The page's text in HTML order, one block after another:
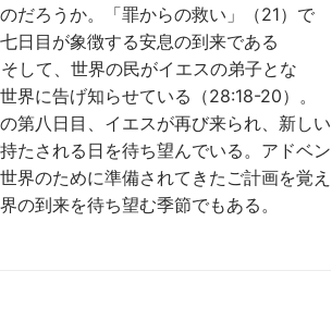
だろうか。「罪からの救い」（21）で
日目が象徴する安息の到来である
そして、世界の民がイエスの弟子とな
界に告げ知らせている（28:18-20）。
第八日目、イエスが再び来られ、新しい
たされる日を待ち望んでいる。アドベン
界のために準備されてきたご計画を覚え
の到来を待ち望む季節でもある。